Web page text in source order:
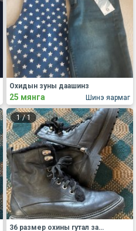
Шинэ яармаг
Охидын зуны даашинз
25 мянга
1/1
36 размер охины гутал зарна